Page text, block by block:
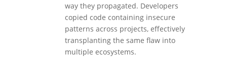
way they propagated. Developers
copied code containing insecure
patterns across projects, effectively
transplanting the same flaw into
multiple ecosystems.